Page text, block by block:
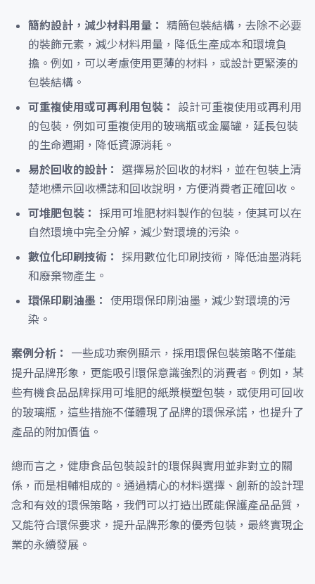
簡約設計，減少材料用量： 精簡包裝結構，去除不必要
的裝飾元素，減少材料用量，降低生產成本和環境負
擔。例如，可以考慮使用更薄的材料，或設計更緊湊的
包裝結構。
可重複使用或可再利用包裝：
設計可重複使用或再利用
的包裝，例如可重複使用的玻璃瓶或金屬罐，延長包裝
的生命週期，降低資源消耗。
易於回收的設計：
選擇易於回收的材料，並在包裝上清
楚地標示回收標誌和回收說明，方便消費者正確回收。
可堆肥包裝： 採用可堆肥材料製作的包裝，使其可以在
自然環境中完全分解，減少對環境的污染。
數位化印刷技術： 採用數位化印刷技術，降低油墨消耗
和廢棄物產生。
環保印刷油墨： 使用環保印刷油墨，減少對環境的污
染。
案例分析：
一些成功案例顯示，採用環保包裝策略不僅能
提升品牌形象，更能吸引環保意識強烈的消費者。例如，某
些有機食品品牌採用可堆肥的紙漿模塑包裝，或使用可回收
的玻璃瓶，這些措施不僅體現了品牌的環保承諾，也提升了
產品的附加價值。
總而言之，健康食品包裝設計的環保與實用並非對立的關
係，而是相輔相成的。通過精心的材料選擇、創新的設計理
念和有效的環保策略，我們可以打造出既能保護產品品質，
又能符合環保要求，提升品牌形象的優秀包裝，最終實現企
業的永續發展。